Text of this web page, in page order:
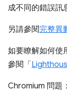
成不同的錯誤訊
另請參閱完整異
如要瞭解如何使
參閱「
Chromium 問題：